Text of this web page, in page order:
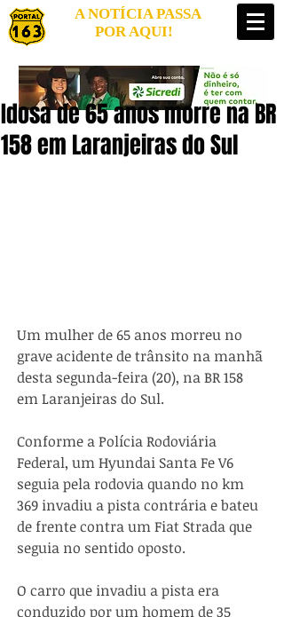
A NOTÍCIA PASSA
POR AQUI!
Idosa de 65 anos morre na BR
158 em Laranjeiras do Sul
Um mulher de 65 anos morreu no
grave acidente de trânsito na manhã
desta segunda-feira (20), na BR 158
em Laranjeiras do Sul.
Conforme a Polícia Rodoviária
Federal, um Hyundai Santa Fe V6
seguia pela rodovia quando no km
369 invadiu a pista contrária e bateu
de frente contra um Fiat Strada que
seguia no sentido oposto.
O carro que invadiu a pista era
conduzido por um homem de 35